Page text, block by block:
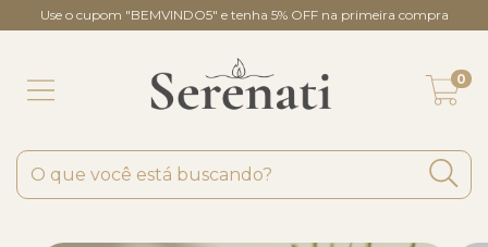
Use o cupom "BEMVINDO5" e tenha 5% OFF na primeira compra
0